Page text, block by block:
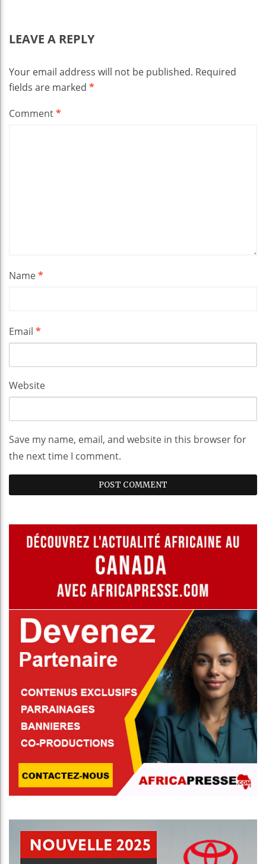
LEAVE A REPLY
Your email address will not be published. Required
fields are marked *
Comment*
Name*
Email *
Website
Save my name, email, and website in this browser for
the next time I comment.